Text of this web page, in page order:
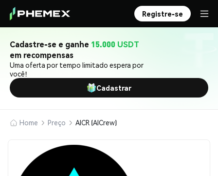
Registre-se
Cadastre-se e ganhe 15.000 USDT
em recompensas
Uma oferta por tempo limitado espera por
você!
Cadastrar
Home Preço AICR (AICrew)